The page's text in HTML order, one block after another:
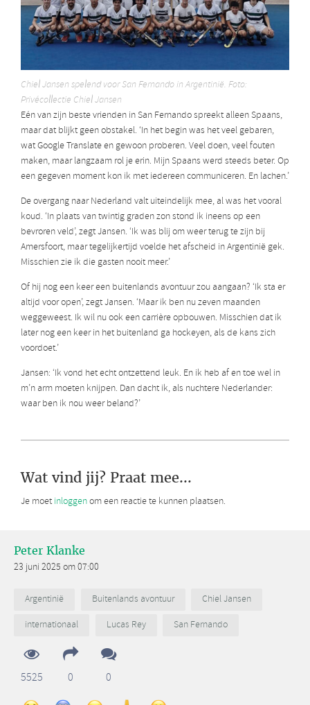
Chiel Jansen spelend voor San Fernando in Argentinië. Foto:
Privécollectie Chiel Jansen
Eén van zijn beste vrienden in San Fernando spreekt alleen Spaans,
maar dat blijkt geen obstakel. ‘In het begin was het veel gebaren,
wat Google Translate en gewoon proberen. Veel doen, veel fouten
maken, maar langzaam rol je erin. Mijn Spaans werd steeds beter. Op
een gegeven moment kon ik met iedereen communiceren. En lachen.’
De overgang naar Nederland valt uiteindelijk mee, al was het vooral
koud. ‘In plaats van twintig graden zon stond ik ineens op een
bevroren veld’, zegt Jansen. ‘Ik was blij om weer terug te zijn bij
Amersfoort, maar tegelijkertijd voelde het afscheid in Argentinië gek.
Misschien zie ik die gasten nooit meer.’
Of hij nog een keer een buitenlands avontuur zou aangaan? ‘Ik sta er
altijd voor open’, zegt Jansen. ‘Maar ik ben nu zeven maanden
weggeweest. Ik wil nu ook een carrière opbouwen. Misschien dat ik
later nog een keer in het buitenland ga hockeyen, als de kans zich
voordoet.’
Jansen: ‘Ik vond het echt ontzettend leuk. En ik heb af en toe wel in
m’n arm moeten knijpen. Dan dacht ik, als nuchtere Nederlander:
waar ben ik nou weer beland?’
Wat vind jij? Praat mee...
Je moet inloggenom een reactie te kunnen plaatsen.
Peter Klanke
23 juni 2025 om 07:00
Argentinië Buitenlands avontuur
Chiel Jansen
internationaal
Lucas Rey San Fernando
5525 0 0